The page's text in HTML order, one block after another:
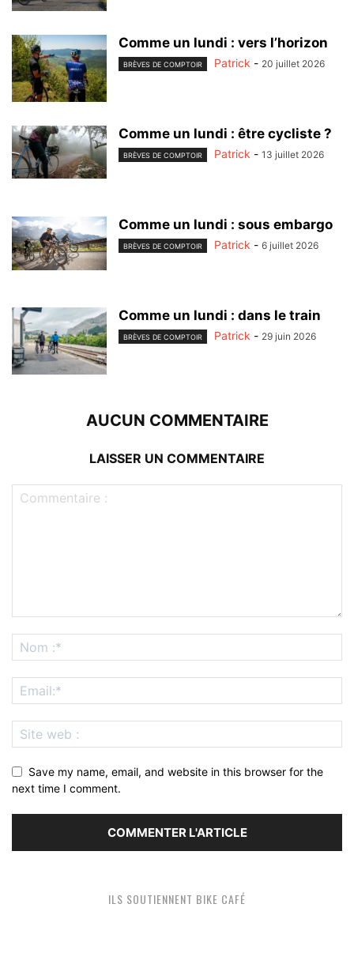
Comme un lundi : vers l’horizon
BRÈVES DE COMPTOIR Patrick - 20 juillet 2026
Comme un lundi : être cycliste ?
BRÈVES DE COMPTOIR Patrick - 13 juillet 2026
Comme un lundi : sous embargo
BRÈVES DE COMPTOIR Patrick - 6 juillet 2026
Comme un lundi : dans le train
BRÈVES DE COMPTOIR Patrick - 29 juin 2026
AUCUN COMMENTAIRE
LAISSER UN COMMENTAIRE
Save my name, email, and website in this browser for the
next time I comment.